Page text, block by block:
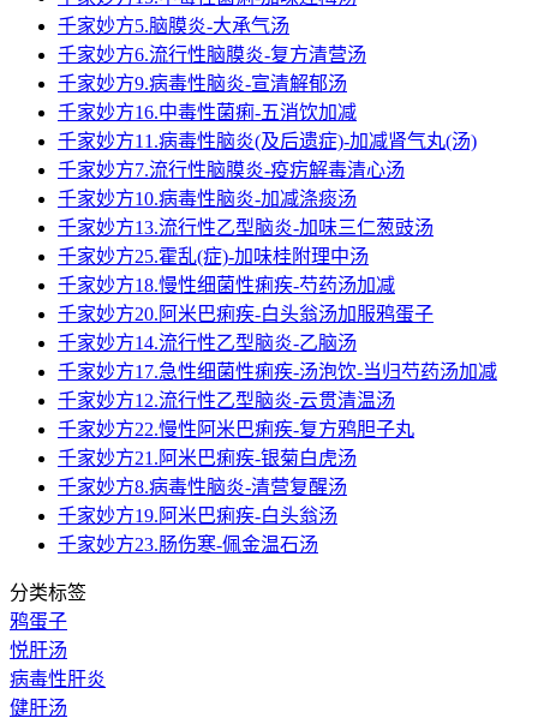
千家妙方5.脑膜炎-大承气汤
千家妙方6.流行性脑膜炎-复方清营汤
千家妙方9.病毒性脑炎-宣清解郁汤
千家妙方16.中毒性菌痢-五消饮加减
千家妙方11.病毒性脑炎(及后遗症)-加减肾气丸(汤)
千家妙方7.流行性脑膜炎-疫疠解毒清心汤
千家妙方10.病毒性脑炎-加减涤痰汤
千家妙方13.流行性乙型脑炎-加味三仁葱豉汤
千家妙方25.霍乱(症)-加味桂附理中汤
千家妙方18.慢性细菌性痢疾-芍药汤加减
千家妙方20.阿米巴痢疾-白头翁汤加服鸦蛋子
千家妙方14.流行性乙型脑炎-乙脑汤
千家妙方17.急性细菌性痢疾-汤泡饮-当归芍药汤加减
千家妙方12.流行性乙型脑炎-云贯清温汤
千家妙方22.慢性阿米巴痢疾-复方鸦胆子丸
千家妙方21.阿米巴痢疾-银菊白虎汤
千家妙方8.病毒性脑炎-清营复醒汤
千家妙方19.阿米巴痢疾-白头翁汤
千家妙方23.肠伤寒-佩金温石汤
分类标签
鸦蛋子
悦肝汤
病毒性肝炎
健肝汤